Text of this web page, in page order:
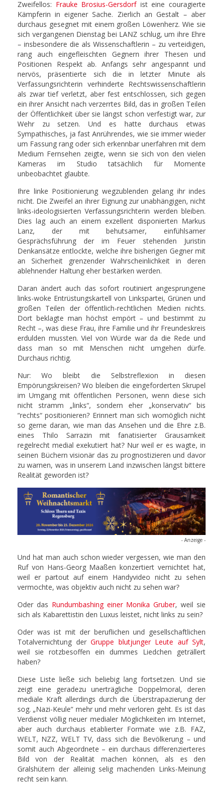
Zweifellos: Frauke Brosius-Gersdorfist eine couragierte
Kämpferin in eigener Sache. Zierlich an Gestalt – aber
durchaus gesegnet mit einem großen Löwenherz. Wie sie
sich vergangenen Dienstag bei LANZ schlug, um ihre Ehre
– insbesondere die als Wissenschaftlerin – zu verteidigen,
rang auch eingefleischten Gegnern ihrer Thesen und
Positionen Respekt ab. Anfangs sehr angespannt und
nervös, präsentierte sich die in letzter Minute als
Verfassungsrichterin verhinderte Rechtswissenschaftlerin
als zwar tief verletzt, aber fest entschlossen, sich gegen
ein ihrer Ansicht nach verzerrtes Bild, das in großen Teilen
der Öffentlichkeit über sie längst schon verfestigt war, zur
Wehr zu setzen. Und es hatte durchaus etwas
Sympathisches, ja fast Anrührendes, wie sie immer wieder
um Fassung rang oder sich erkennbar unerfahren mit dem
Medium Fernsehen zeigte, wenn sie sich von den vielen
Kameras im Studio tatsächlich für Momente
unbeobachtet glaubte.
Ihre linke Positionierung wegzublenden gelang ihr indes
nicht. Die Zweifel an ihrer Eignung zur unabhängigen, nicht
links-ideologisierten Verfassungsrichterin werden bleiben.
Dies lag auch an einem exzellent disponierten Markus
Lanz, der mit behutsamer, einfühlsamer
Gesprächsführung der im Feuer stehenden Juristin
Denkansätze entlockte, welche ihre bisherigen Gegner mit
an Sicherheit grenzender Wahrscheinlichkeit in deren
ablehnender Haltung eher bestärken werden.
Daran ändert auch das sofort routiniert angesprungene
links-woke Entrüstungskartell von Linkspartei, Grünen und
großen Teilen der öffentlich-rechtlichen Medien nichts.
Dort beklagte man höchst empört – und bestimmt zu
Recht –, was diese Frau, ihre Familie und ihr Freundeskreis
erdulden mussten. Viel von Würde war da die Rede und
dass man so mit Menschen nicht umgehen dürfe.
Durchaus richtig.
Nur: Wo bleibt die Selbstreflexion in diesen
Empörungskreisen? Wo bleiben die eingeforderten Skrupel
im Umgang mit öffentlichen Personen, wenn diese sich
nicht stramm „links“, sondern eher „konservativ“ bis
“rechts“ positionieren? Erinnert man sich womöglich nicht
so gerne daran, wie man das Ansehen und die Ehre z.B.
eines Thilo Sarrazin mit fanatisierter Grausamkeit
regelrecht medial exekutiert hat? Nur weil er es wagte, in
seinen Büchern visionär das zu prognostizieren und davor
zu warnen, was in unserem Land inzwischen längst bittere
Realität geworden ist?
- Anzeige -
Und hat man auch schon wieder vergessen, wie man den
Ruf von Hans-Georg Maaßen konzertiert vernichtet hat,
weil er partout auf einem Handyvideo nicht zu sehen
vermochte, was objektiv auch nicht zu sehen war?
Oder das Rundumbashing einer Monika Gruber, weil sie
sich als Kabarettistin den Luxus leistet, nicht links zu sein?
Oder was ist mit der beruflichen und gesellschaftlichen
Totalvernichtung der Gruppe blutjunger Leute auf Sylt,
weil sie rotzbesoffen ein dummes Liedchen geträllert
haben?
Diese Liste ließe sich beliebig lang fortsetzen. Und sie
zeigt eine geradezu unerträgliche Doppelmoral, deren
mediale Kraft allerdings durch die Überstrapazierung der
sog. „Nazi-Keule“ mehr und mehr verloren geht. Es ist das
Verdienst völlig neuer medialer Möglichkeiten im Internet,
aber auch durchaus etablierter Formate wie z.B. FAZ,
WELT, NZZ, WELT TV, dass sich die Bevölkerung – und
somit auch Abgeordnete – ein durchaus differenzierteres
Bild von der Realität machen können, als es den
Gralshütern der alleinig selig machenden Links-Meinung
recht sein kann.